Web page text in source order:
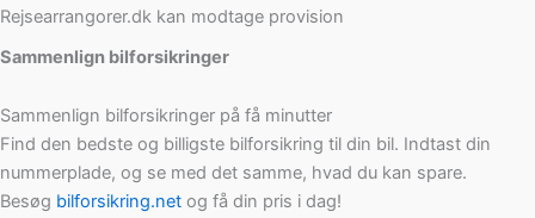
Rejsearrangorer.dk kan modtage provision
Sammenlign bilforsikringer
Sammenlign bilforsikringer på få minutter
Find den bedste og billigste bilforsikring til din bil. Indtast din
nummerplade, og se med det samme, hvad du kan spare.
Besøg bilforsikring.net og få din pris i dag!